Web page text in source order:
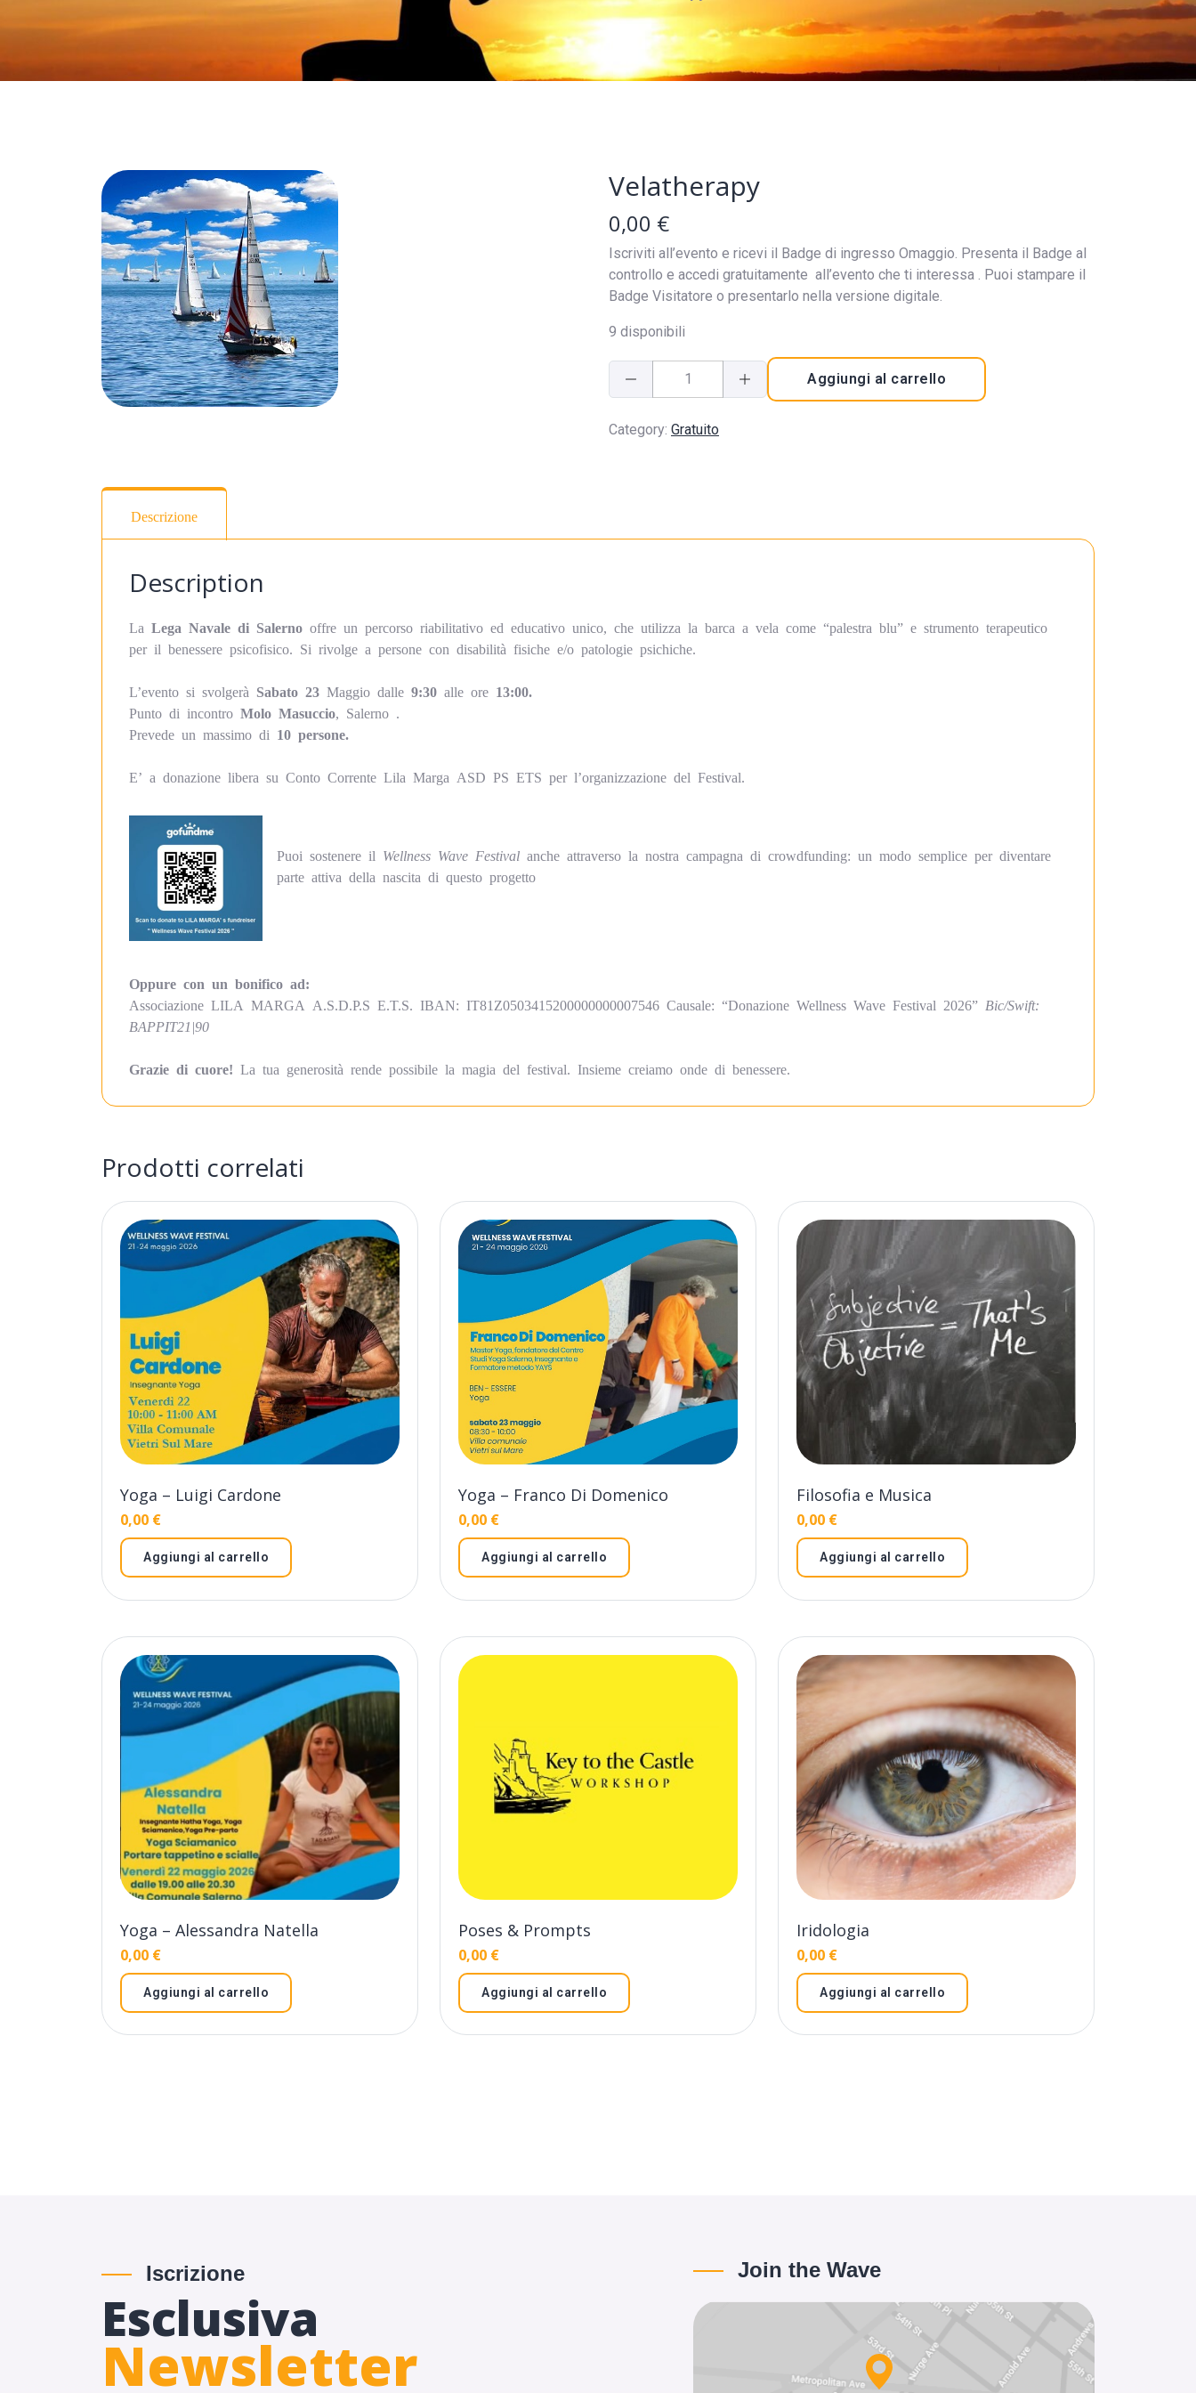
Velatherapy
0,00 €
Iscriviti all’evento e ricevi il Badge di ingresso Omaggio. Presenta il Badge al
controllo e accedi gratuitamente all’evento che ti interessa . Puoi stampare il
Badge Visitatore o presentarlo nella versione digitale.
9 disponibili
Aggiungi al carrello
Category: Gratuito
Descrizione
Description
La Lega Navale di Salerno offre un percorso riabilitativo ed educativo unico, che utilizza la barca a vela come “palestra blu” e strumento terapeutico
per il benessere psicofisico. Si rivolge a persone con disabilità fisiche e/o patologie psichiche.
L’evento si svolgerà Sabato 23 Maggio dalle 9:30 alle ore 13:00.
Punto di incontro Molo Masuccio , Salerno .
Prevede un massimo di 10 persone.
E’ a donazione libera su Conto Corrente Lila Marga ASD PS ETS per l’organizzazione del Festival.
Puoi sostenere il Wellness Wave Festival anche attraverso la nostra campagna di crowdfunding: un modo semplice per diventare
parte attiva della nascita di questo progetto
Oppure con un bonifico ad:
Associazione LILA MARGA A.S.D.P.S E.T.S. IBAN: IT81Z0503415200000000007546 Causale: “Donazione Wellness Wave Festival 2026” Bic/Swift:
BAPPIT21|90
Grazie di cuore! La tua generosità rende possibile la magia del festival. Insieme creiamo onde di benessere.
Prodotti correlati
Yoga – Luigi Cardone
0,00 €
Aggiungi al carrello
Yoga – Franco Di Domenico
0,00 €
Aggiungi al carrello
Filosofia e Musica
0,00 €
Aggiungi al carrello
Yoga – Alessandra Natella
0,00 €
Aggiungi al carrello
Poses & Prompts
0,00 €
Aggiungi al carrello
Iridologia
0,00 €
Aggiungi al carrello
Iscrizione
Esclusiva
Newsletter
Join the Wave